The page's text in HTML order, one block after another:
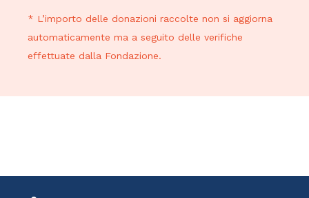
* L’importo delle donazioni raccolte non si aggiorna
automaticamente ma a seguito delle verifiche
effettuate dalla Fondazione.